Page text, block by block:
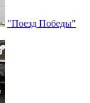
"Поезд Победы"